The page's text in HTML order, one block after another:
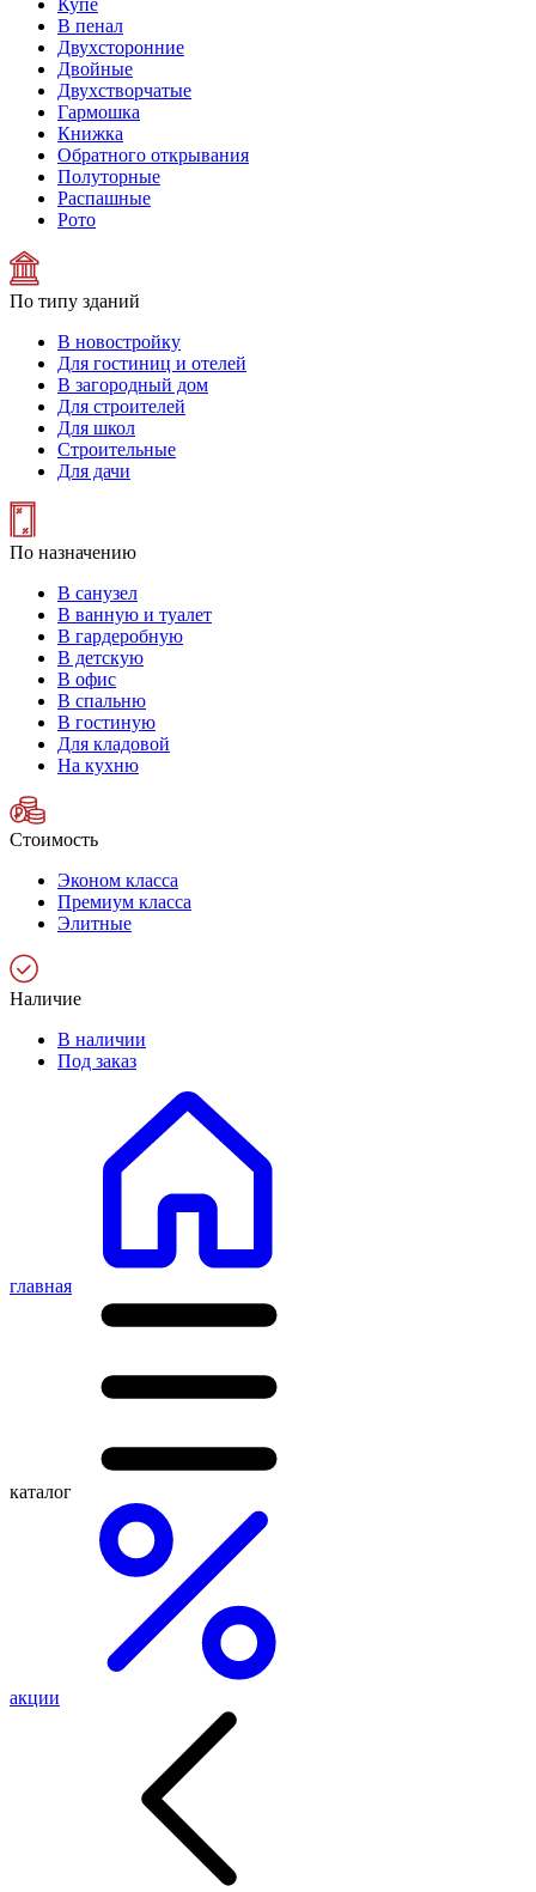
Купе
В пенал
Двухсторонние
Двойные
Двухстворчатые
Гармошка
Книжка
Обратного открывания
Полуторные
Распашные
Рото
По типу зданий
В новостройку
Для гостиниц и отелей
В загородный дом
Для строителей
Для школ
Строительные
Для дачи
По назначению
В санузел
В ванную и туалет
В гардеробную
В детскую
В офис
В спальню
В гостиную
Для кладовой
На кухню
Стоимость
Эконом класса
Премиум класса
Элитные
Наличие
В наличии
Под заказ
главная
каталог
акции